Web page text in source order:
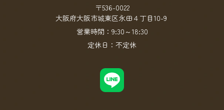
〒536-0022
大阪府大阪市城東区永田４丁目10-9
営業時間： 9:30～18:30
定休日： 不定休